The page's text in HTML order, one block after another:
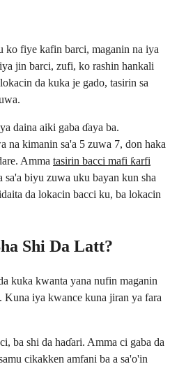
ko fiye kafin barci, maganin na iya
jin barci, zufi, ko rashin hankali
da kuka je gado, tasirin sa
daina aiki gaba ɗaya ba.
na kimanin sa'a 5 zuwa 7, don haka
Amma tasirin bacci mafi ƙarfi
biyu zuwa uku bayan kun sha
da lokacin bacci ku, ba lokacin
Shi Da Latt?
kuka kwanta yana nufin maganin
Kuna iya kwance kuna jiran ya fara
ba shi da haɗari. Amma ci gaba da
cikakken amfani ba a sa'o'in